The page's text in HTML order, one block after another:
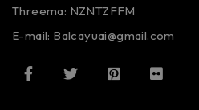
Threema: NZNTZFFM
E-mail: Balcayuai@gmail.com